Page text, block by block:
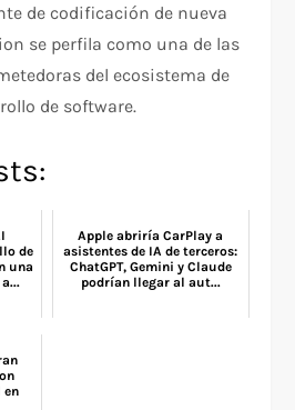
de codificación de nueva
se perfila como una de las
del ecosistema de
de software.
de
una
Apple abriría CarPlay a
asistentes de IA de terceros:
ChatGPT, Gemini y Claude
podrían llegar al aut...